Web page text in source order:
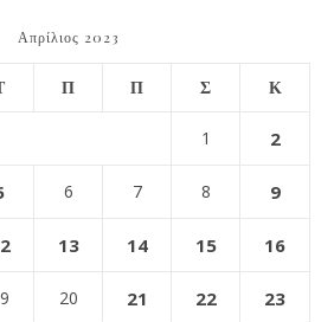
Απρίλιος 2023
Π Π Σ Κ
1 2
6 7 8 9
13 14 15 16
20 21 22 23